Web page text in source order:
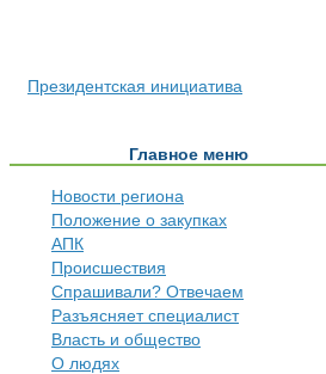
Президентская инициатива
Главное меню
Новости региона
Положение о закупках
АПК
Происшествия
Спрашивали? Отвечаем
Разъясняет специалист
Власть и общество
О людях